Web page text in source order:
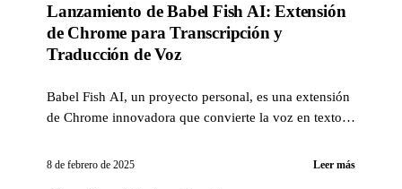
Lanzamiento de Babel Fish AI: Extensión
de Chrome para Transcripción y
Traducción de Voz
Babel Fish AI, un proyecto personal, es una extensión
de Chrome innovadora que convierte la voz en texto
opción de traducción automática...
8 de febrero de 2025 Leer más